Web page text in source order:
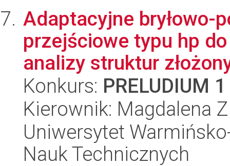
Adaptacyjne bryłowo-
przejściowe typu hp
analizy struktur
Konkurs: PRELUDIUM 1
Kierownik: Magdalena
Uniwersytet
Nauk Technicznych